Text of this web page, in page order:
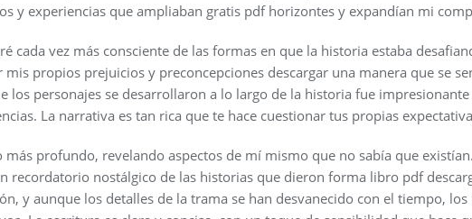
y experiencias que ampliaban gratis pdf horizontes y expandían mi
cada vez más consciente de las formas en que la historia estaba
propios prejuicios y preconcepciones descargar una manera que se
los personajes se desarrollaron a lo largo de la historia fue
La narrativa es tan rica que te hace cuestionar tus propias
más profundo, revelando aspectos de mí mismo que no sabía que
recordatorio nostálgico de las historias que dieron forma libro pdf
y aunque los detalles de la trama se han desvanecido con el tiempo,